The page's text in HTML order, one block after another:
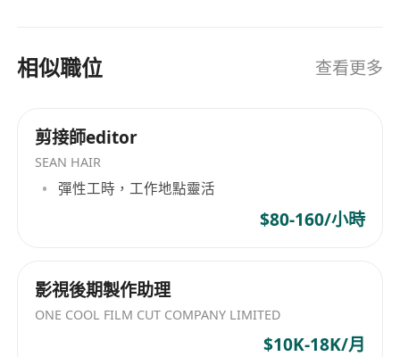
相似職位 查看更多
剪接師editor
SEAN HAIR
彈性工時，工作地點靈活
$80-160/小時
影視後期製作助理
ONE COOL FILM CUT COMPANY LIMITED
$10K-18K/月